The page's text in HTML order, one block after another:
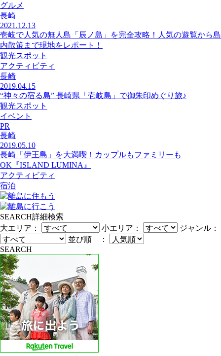
グルメ
長崎
2021.12.13
壱岐で人気の無人島「辰ノ島」を完全攻略！人気の遊覧から島
内散策まで現地をレポート！
観光スポット
アクティビティ
長崎
2019.04.15
“神々の宿る島” 長崎県「壱岐島」で御朱印めぐり旅♪
観光スポット
イベント
PR
長崎
2019.05.10
長崎「伊王島」を大満喫！カップルもファミリーも
OK『ISLAND LUMINA』
アクティビティ
宿泊
SEARCH詳細検索
大エリア：
小エリア：
ジャンル：
並び順 ：
SEARCH